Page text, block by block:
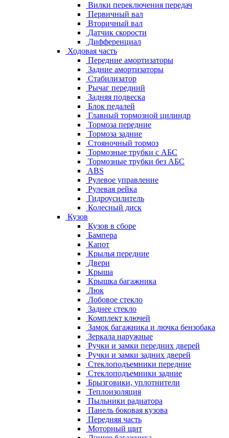
Вилки переключения передач
Первичный вал
Вторичный вал
Датчик скорости
Дифференциал
Ходовая часть
Передние амортизаторы
Задние амортизаторы
Стабилизатор
Рычаг передний
Задняя подвеска
Блок педалей
Главный тормозной цилиндр
Тормоза передние
Тормоза задние
Стояночный тормоз
Тормозные трубки с АБС
Тормозные трубки без АБС
ABS
Рулевое управление
Рулевая рейка
Гидроусилитель
Колесный диск
Кузов
Кузов в сборе
Бампера
Капот
Крылья передние
Двери
Крыша
Крышка багажника
Люк
Лобовое стекло
Заднее стекло
Комплект ключей
Замок багажника и лючка бензобака
Зеркала наружные
Ручки и замки передних дверей
Ручки и замки задних дверей
Стеклоподъемники передние
Стеклоподъемники задние
Брызговики, уплотнители
Теплоизоляция
Пыльники радиатора
Панель боковая кузова
Передняя часть
Моторный щит